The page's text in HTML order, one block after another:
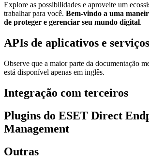
Explore as possibilidades e aproveite um
trabalhar para você. Bem-vindo a uma
de proteger e gerenciar seu mundo digital.
APIs de aplicativos e
Observe que a maior parte da documentação
está disponível apenas em inglês.
Integração com terceiros
Plugins do ESET Direct
Management
Outras